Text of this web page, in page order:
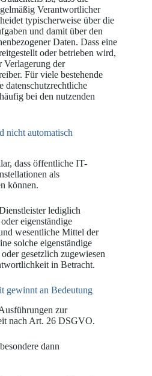
Verantwortlicher
typischerweise über die
und damit über den
Daten. Dass eine
oder betrieben wird,
Verlagerung der
Für viele bestehende
datenschutzrechtliche
bei den nutzenden
nicht automatisch
dass öffentliche IT-
als
können.
lediglich
eigenständige
wesentliche Mittel der
solche eigenständige
gesetzlich zugewiesen
in Betracht.
gewinnt an Bedeutung
zur
nach Art. 26 DSGVO.
dann